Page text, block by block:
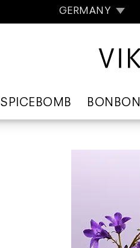
GERMANY
SPICEBOMB BONBON